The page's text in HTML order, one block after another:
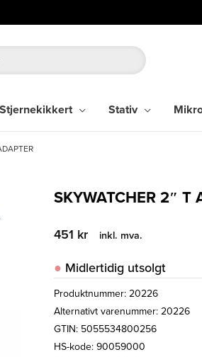
Stjernekikkert Stativ
SKYWATCHER 2″ T
451 kr inkl. mva.
Midlertidig utsolgt
Produktnummer:20226
Alternativt varenummer: 20226
GTIN: 5055534800256
HS-kode: 90059000